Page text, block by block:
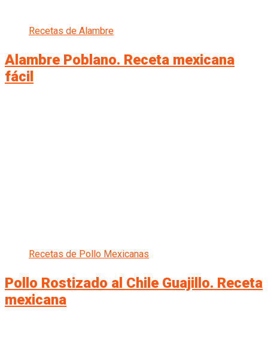
Recetas de Alambre
Alambre Poblano. Receta mexicana
fácil
Recetas de Pollo Mexicanas
Pollo Rostizado al Chile Guajillo. Receta
mexicana